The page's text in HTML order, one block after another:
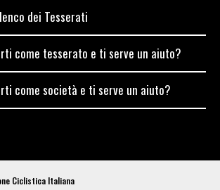
dei Tesserati
come tesserato e ti serve un aiuto?
come società e ti serve un aiuto?
Ciclistica Italiana